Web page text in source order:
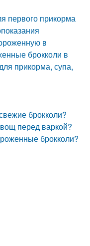
первого прикорма
в
брокколи в
прикорма, супа,
брокколи?
перед варкой?
брокколи?